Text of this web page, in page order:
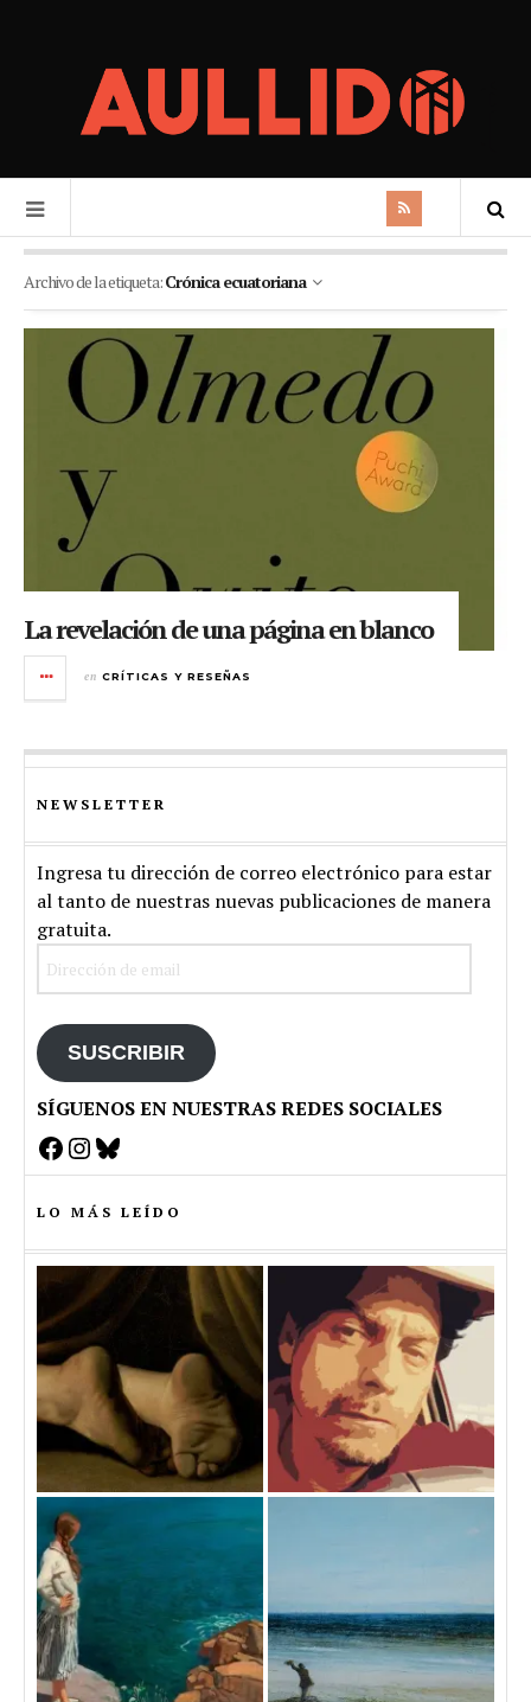
Archivo de la etiqueta:Crónica ecuatoriana
La revelación de una página en blanco
en CRÍTICAS Y RESEÑAS
NEWSLETTER
Ingresa tu dirección de correo electrónico para estar
al tanto de nuestras nuevas publicaciones de manera
gratuita.
SUSCRIBIR
SÍGUENOS EN NUESTRAS REDES SOCIALES
Facebook
Instagram
Bluesky
LO MÁS LEÍDO